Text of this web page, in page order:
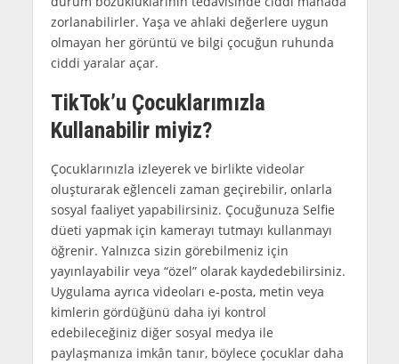
zorlanabilirler. Yaşa ve ahlaki değerlere uygun
olmayan her görüntü ve bilgi çocuğun ruhunda
ciddi yaralar açar.
TikTok’u Çocuklarımızla
Kullanabilir miyiz?
Çocuklarınızla izleyerek ve birlikte videolar
oluşturarak eğlenceli zaman geçirebilir, onlarla
sosyal faaliyet yapabilirsiniz. Çocuğunuza Selfie
düeti yapmak için kamerayı tutmayı kullanmayı
öğrenir. Yalnızca sizin görebilmeniz için
yayınlayabilir veya “özel” olarak kaydedebilirsiniz.
Uygulama ayrıca videoları e-posta, metin veya
kimlerin gördüğünü daha iyi kontrol
edebileceğiniz diğer sosyal medya ile
paylaşmanıza imkân tanır, böylece çocuklar daha